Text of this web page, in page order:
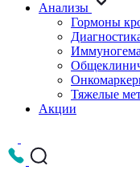
Анализы
Гормоны
Тяжелые
Акции